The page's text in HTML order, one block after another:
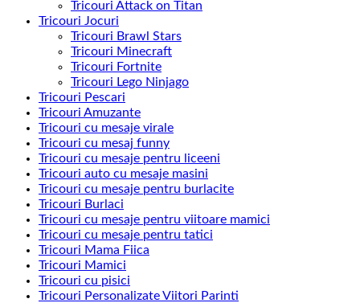
Tricouri Attack on Titan
Tricouri Jocuri
Tricouri Brawl Stars
Tricouri Minecraft
Tricouri Fortnite
Tricouri Lego Ninjago
Tricouri Pescari
Tricouri Amuzante
Tricouri cu mesaje virale
Tricouri cu mesaj funny
Tricouri cu mesaje pentru liceeni
Tricouri auto cu mesaje masini
Tricouri cu mesaje pentru burlacite
Tricouri Burlaci
Tricouri cu mesaje pentru viitoare mamici
Tricouri cu mesaje pentru tatici
Tricouri Mama Fiica
Tricouri Mamici
Tricouri cu pisici
Tricouri Personalizate Viitori Parinti